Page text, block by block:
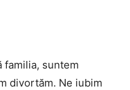
familia, suntem
divortăm. Ne iubim